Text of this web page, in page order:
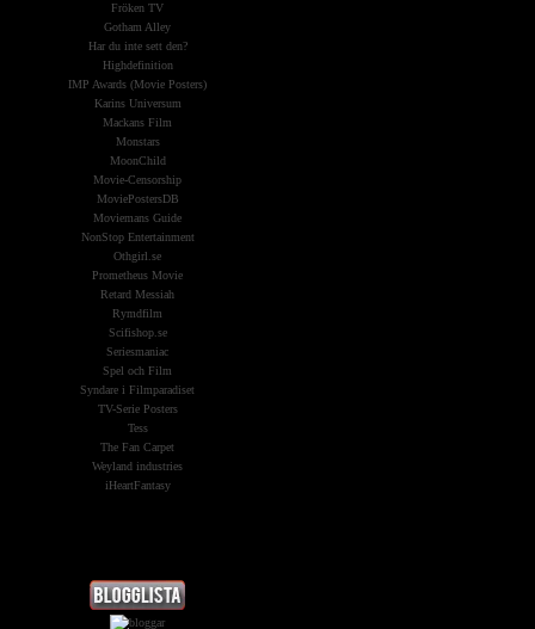
Fröken TV
Gotham Alley
Har du inte sett den?
Highdefinition
IMP Awards (Movie Posters)
Karins Universum
Mackans Film
Monstars
MoonChild
Movie-Censorship
MoviePostersDB
Moviemans Guide
NonStop Entertainment
Othgirl.se
Prometheus Movie
Retard Messiah
Rymdfilm
Scifishop.se
Seriesmaniac
Spel och Film
Syndare i Filmparadiset
TV-Serie Posters
Tess
The Fan Carpet
Weyland industries
iHeartFantasy